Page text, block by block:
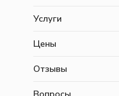
Услуги
Цены
Отзывы